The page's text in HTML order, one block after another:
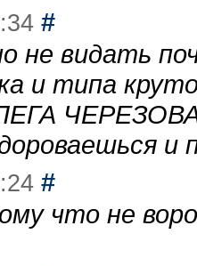
#
не видать
и типа
#
что не